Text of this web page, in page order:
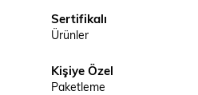
Sertifikalı
Ürünler
Kişiye Özel
Paketleme